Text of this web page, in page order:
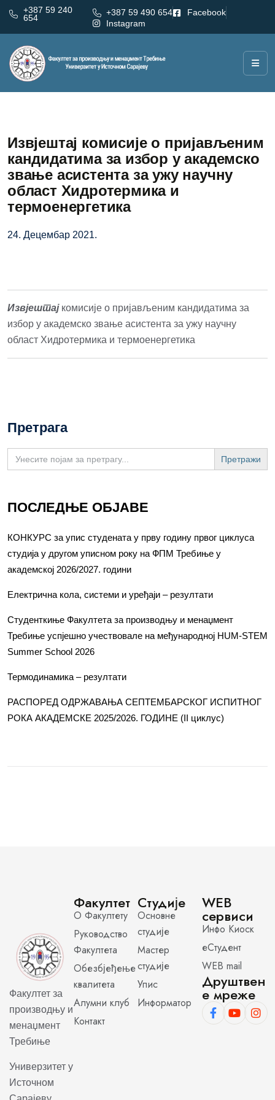
+387 59 240
654
+387 59 490 654
Facebook
Instagram
Извјештај комисије о пријављеним
кандидатима за избор у академско
звање асистента за ужу научну
област Хидротермика и
термоенергетика
24. Децембар 2021.
Извјештајкомисије о пријављеним кандидатима за
избор у академско звање асистента за ужу научну
област Хидротермика и термоенергетика
Претрага
Search
for:
ПОСЛЕДЊЕ ОБЈАВЕ
КОНКУРС за упис студената у прву годину првог циклуса
студија у другом уписном року на ФПМ Требиње у
академској 2026/2027. години
Електрична кола, системи и уређаји – резултати
Студенткиње Факултета за производњу и менаџмент
Требиње успјешно учествовале на међународној HUM-STEM
Summer School 2026
Термодинамика – резултати
РАСПОРЕД ОДРЖАВАЊА СЕПТЕМБАРСКОГ ИСПИТНОГ
РОКА АКАДЕМСКЕ 2025/2026. ГОДИНЕ (II циклус)
Факултет за
производњу и
менаџмент
Требиње
Универзитет у
Источном
Факултет
О Факултету
Руководство
Факултета
Обезбјеђење
квалитета
Алумни клуб
Контакт
Студије
Основне
студије
Мастер
студије
Упис
Информатор
WEB
сервиси
Инфо Киоск
еСтудент
WEB mail
Друштвен
е мреже